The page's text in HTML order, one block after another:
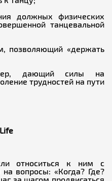
должных физических
танцевальной
позволяющий «держать
дающий силы на
трудностей на пути
относиться к ним с
вопросы: «Когда? Где?
за шагом продвигаться